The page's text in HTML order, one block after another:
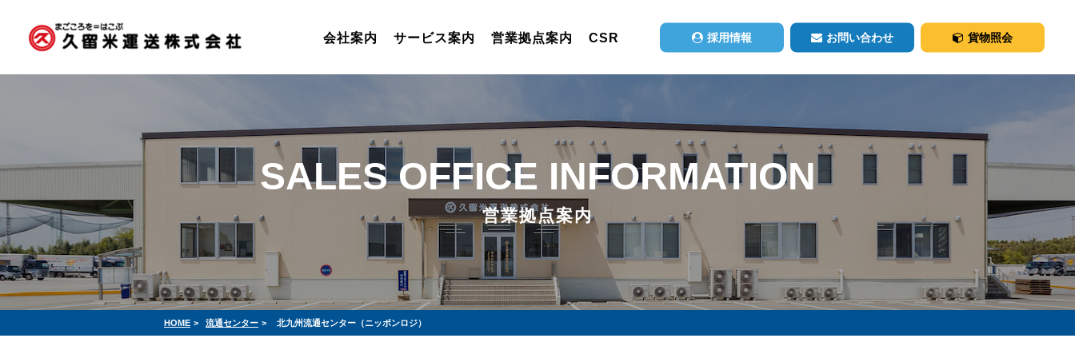
会社案内 サービス案内 営業拠点案内 CSR 採用情報 お問い合わせ 貨物照会
SALES OFFICE INFORMATION
営業拠点案内
HOME > 流通センター > 北九州流通センター（ニッポンロジ）